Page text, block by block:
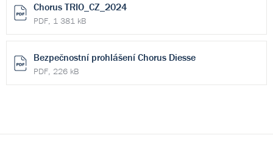
Chorus TRIO_CZ_2024
PDF, 1 381 kB
Bezpečnostní prohlášení Chorus Diesse
PDF, 226 kB